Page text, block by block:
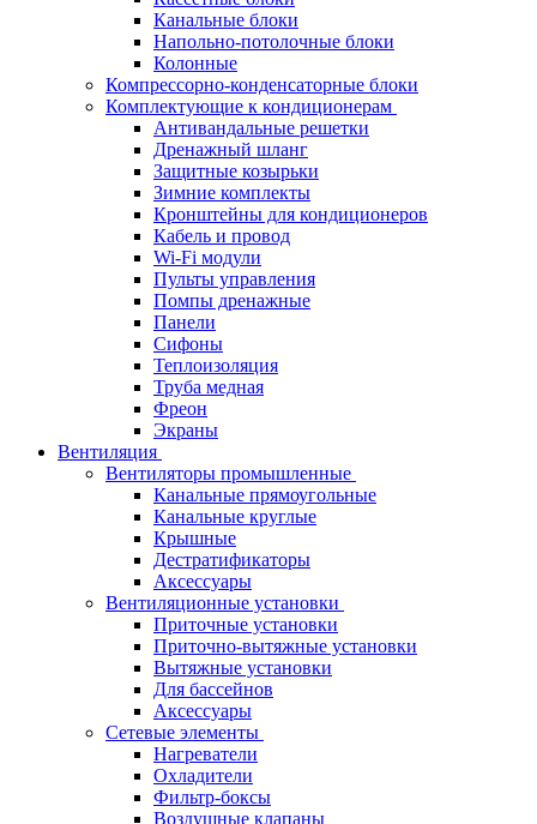
Канальные блоки
Напольно-потолочные блоки
Колонные
Компрессорно-конденсаторные блоки
Комплектующие к кондиционерам
Антивандальные решетки
Дренажный шланг
Защитные козырьки
Зимние комплекты
Кронштейны для кондиционеров
Кабель и провод
Wi-Fi модули
Пульты управления
Помпы дренажные
Панели
Сифоны
Теплоизоляция
Труба медная
Фреон
Экраны
Вентиляция
Вентиляторы промышленные
Канальные прямоугольные
Канальные круглые
Крышные
Дестратификаторы
Аксессуары
Вентиляционные установки
Приточные установки
Приточно-вытяжные установки
Вытяжные установки
Для бассейнов
Аксессуары
Сетевые элементы
Нагреватели
Охладители
Фильтр-боксы
Воздушные клапаны